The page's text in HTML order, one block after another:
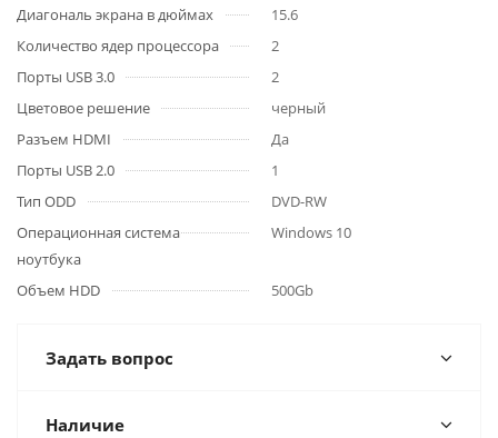
Диагональ экрана в дюймах
15.6
Количество ядер процессора
2
Порты USB 3.0
2
Цветовое решение
черный
Разъем HDMI
Да
Порты USB 2.0
1
Тип ODD
DVD-RW
Операционная система
ноутбука
Windows 10
Объем HDD 500Gb
Задать вопрос
Наличие